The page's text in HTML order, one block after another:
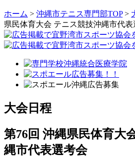
ホーム > 沖縄市テニス専門部TOP>
県⺠体育⼤会 テニス競技沖縄市代表
大会日程
第76回 沖縄県⺠体育⼤
縄市代表選考会